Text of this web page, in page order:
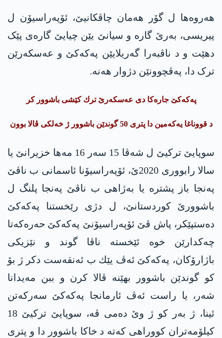
ھەروه‌ھا ل گۆر ھەمان چاڤکانیێ، ئۆپەراسیۆن ل
پیریسی، بەرێ گارە و سیانێ یێن چیایێ گارەی پێک
دهێت و د ناڤبەرا گه‌ریلایێن په‌كه‌كێ و عه‌سكه‌رێن
ترک دا، پەڤچوونێن دژوار ھەنە.
په‌كه‌كێ‌ جاره‌كا‌ دی عه‌سكه‌رێ ترك كێشی باشوور كر
د قووناغا یه‌كه‌مین دا‌ پتری 50 گوندێن باشوور ژ خه‌لكی ڤالا بوون
سوپایێ تركیێ ل شه‌ڤا 15 سه‌ر 16 مه‌ها خزیرانێ یا
سالا رابووری 2020ێ، ئۆپه‌راسیۆنا ئاسمانی ب ناڤێ
په‌نجا باز پشتره‌ یا به‌ژاهی ب ناڤێ په‌نجا پلنگ ل
باشوورێ كوردستانێ، ل دژی رێخستنا په‌كه‌كێ
ده‌ستپێكر، پاش ڤێ ئۆپه‌راسیۆنێ په‌كه‌كێ حه‌ره‌كه‌تا
چه‌كدارێن خوه‌ ئێخسته‌ ناڤا گوند و نێزیكی
باژارۆكان، په‌كه‌كێ ئه‌ڤ یێك ب ئه‌نقه‌ست دكر ژ بۆ
كو گوندێن باشوور بهێنه‌ ڤالا كرن و ببن مه‌یدانا
شه‌ر، یا راست ئه‌ڤ ئارمانجا په‌كه‌كێ سه‌ركه‌تن
ئینا، ژ به‌ر كو ژ وێ ده‌می ڤه‌، سوپایێ تركیێ 18
كیلۆمه‌تران كووراهی كه‌ته‌ د خاكا باشوور دا‌ و پتری